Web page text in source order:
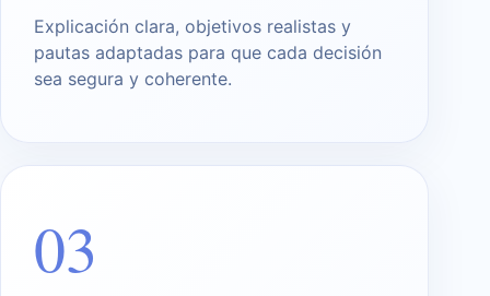
Explicación clara, objetivos realistas y
pautas adaptadas para que cada decisión
sea segura y coherente.
03